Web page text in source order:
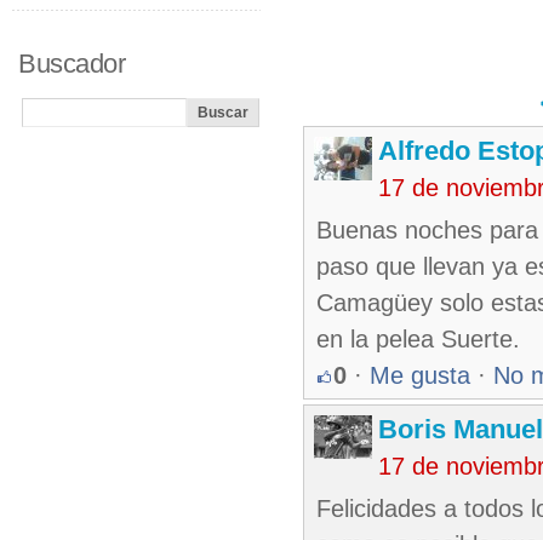
Alfredo
17 de
Buenas noches
paso que llevan ya
Camagüey solo
en la pelea Suerte.
0 · Me gusta · No
Boris
17 de
Felicidades a todos
Buscador